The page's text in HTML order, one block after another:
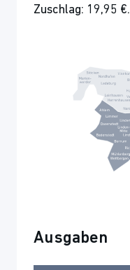
Zuschlag: 19,95 €.
Ausgaben